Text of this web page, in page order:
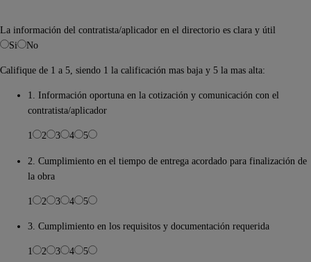
La información del contratista/aplicador en el directorio es clara y útil
Si
No
Califique de 1 a 5, siendo 1 la calificación mas baja y 5 la mas alta:
1. Información oportuna en la cotización y comunicación con el
contratista/aplicador
1 2 3 4 5
2. Cumplimiento en el tiempo de entrega acordado para finalización de
la obra
1 2 3 4 5
3. Cumplimiento en los requisitos y documentación requerida
1 2 3 4 5